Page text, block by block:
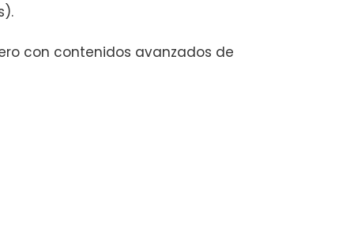
con contenidos avanzados de